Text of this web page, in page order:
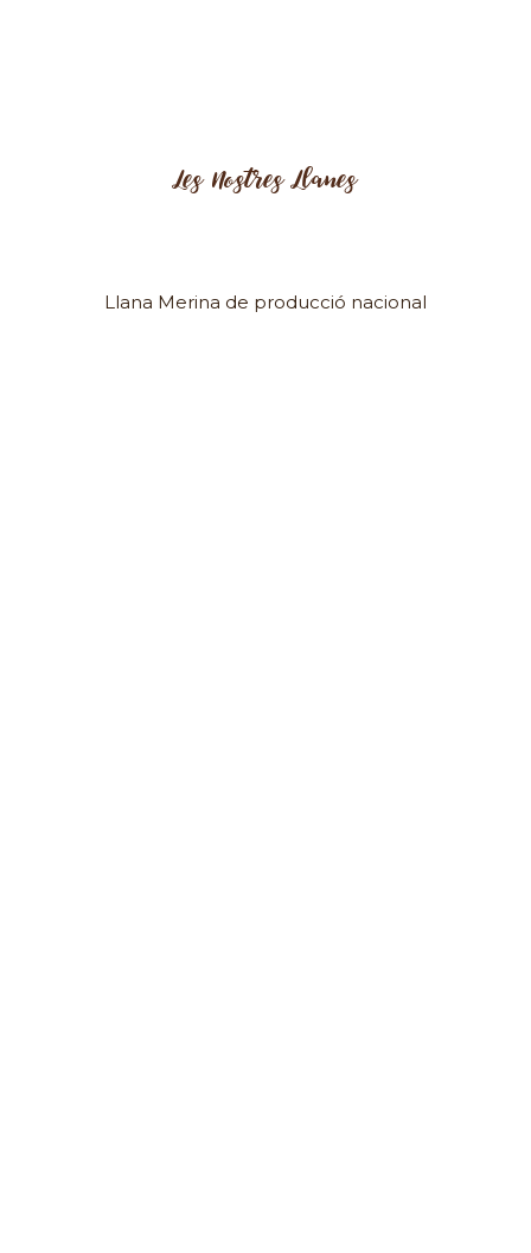
Les Nostres Llanes
Llana Merina de producció nacional